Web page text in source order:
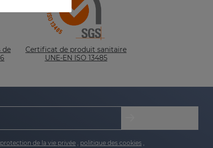
de
Certificat de produit sanitaire
UNE-EN ISO 13485
de la vie privée , politique des cookies ,